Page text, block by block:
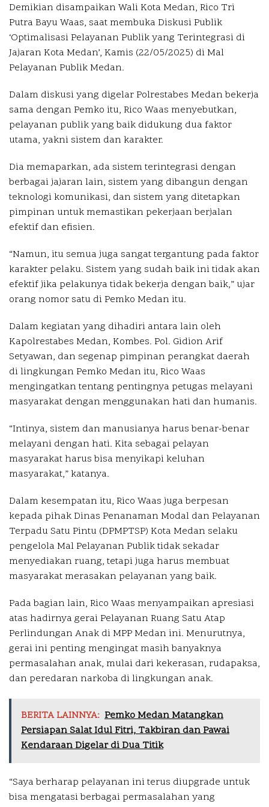
Demikian disampaikan Wali Kota Medan, Rico Tri
Putra Bayu Waas, saat membuka Diskusi Publik
‘Optimalisasi Pelayanan Publik yang Terintegrasi di
Jajaran Kota Medan’, Kamis (22/05/2025) di Mal
Pelayanan Publik Medan.
Dalam diskusi yang digelar Polrestabes Medan bekerja
sama dengan Pemko itu, Rico Waas menyebutkan,
pelayanan publik yang baik didukung dua faktor
utama, yakni sistem dan karakter.
Dia memaparkan, ada sistem terintegrasi dengan
berbagai jajaran lain, sistem yang dibangun dengan
teknologi komunikasi, dan sistem yang ditetapkan
pimpinan untuk memastikan pekerjaan berjalan
efektif dan efisien.
“Namun, itu semua juga sangat tergantung pada faktor
karakter pelaku. Sistem yang sudah baik ini tidak akan
efektif jika pelakunya tidak bekerja dengan baik,” ujar
orang nomor satu di Pemko Medan itu.
Dalam kegiatan yang dihadiri antara lain oleh
Kapolrestabes Medan, Kombes. Pol. Gidion Arif
Setyawan, dan segenap pimpinan perangkat daerah
di lingkungan Pemko Medan itu, Rico Waas
mengingatkan tentang pentingnya petugas melayani
masyarakat dengan menggunakan hati dan humanis.
“Intinya, sistem dan manusianya harus benar-benar
melayani dengan hati. Kita sebagai pelayan
masyarakat harus bisa menyikapi keluhan
masyarakat,” katanya.
Dalam kesempatan itu, Rico Waas juga berpesan
kepada pihak Dinas Penanaman Modal dan Pelayanan
Terpadu Satu Pintu (DPMPTSP) Kota Medan selaku
pengelola Mal Pelayanan Publik tidak sekadar
menyediakan ruang, tetapi juga harus membuat
masyarakat merasakan pelayanan yang baik.
Pada bagian lain, Rico Waas menyampaikan apresiasi
atas hadirnya gerai Pelayanan Ruang Satu Atap
Perlindungan Anak di MPP Medan ini. Menurutnya,
gerai ini penting mengingat masih banyaknya
permasalahan anak, mulai dari kekerasan, rudapaksa,
dan peredaran narkoba di lingkungan anak.
BERITA LAINNYA: Pemko Medan Matangkan
Persiapan Salat Idul Fitri, Takbiran dan Pawai
Kendaraan Digelar di Dua Titik
“Saya berharap pelayanan ini terus diupgrade untuk
bisa mengatasi berbagai permasalahan yang